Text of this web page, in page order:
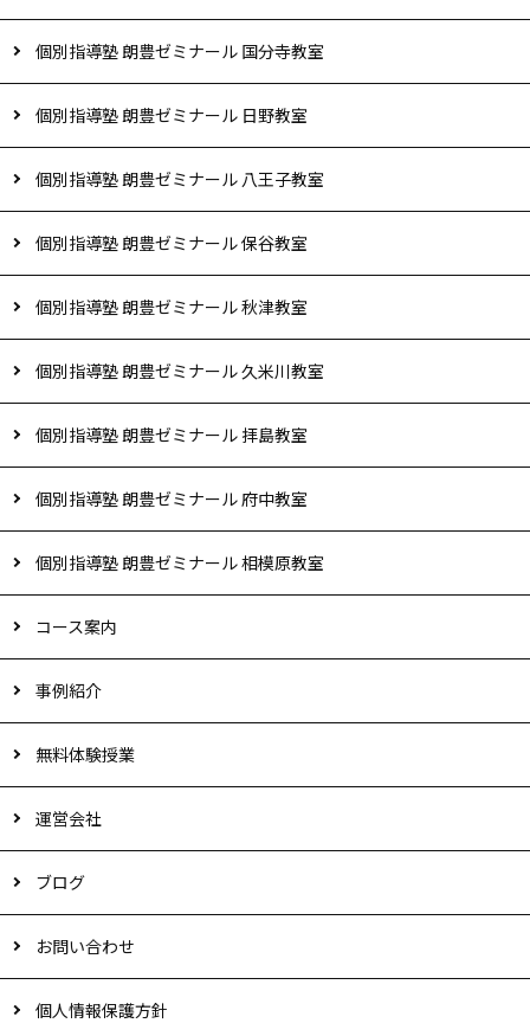
個別指導塾 朗豊ゼミナール 国分寺教室
個別指導塾 朗豊ゼミナール 日野教室
個別指導塾 朗豊ゼミナール 八王子教室
個別指導塾 朗豊ゼミナール 保谷教室
個別指導塾 朗豊ゼミナール 秋津教室
個別指導塾 朗豊ゼミナール 久米川教室
個別指導塾 朗豊ゼミナール 拝島教室
個別指導塾 朗豊ゼミナール 府中教室
個別指導塾 朗豊ゼミナール 相模原教室
コース案内
事例紹介
無料体験授業
運営会社
ブログ
お問い合わせ
個人情報保護方針